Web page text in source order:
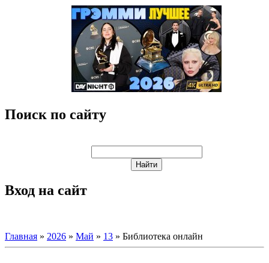
Поиск по сайту
Вход на сайт
Главная » 2026 » Май » 13 » Библиотека онлайн